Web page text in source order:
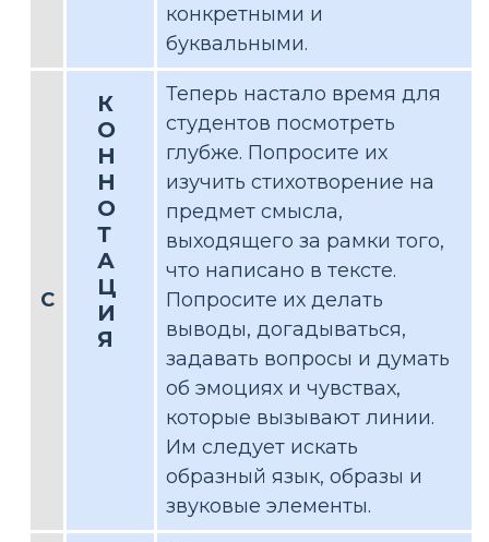
конкретными и
буквальными.
С
К
О
Н
Н
О
Т
А
Ц
И
Я
Теперь настало время для
студентов посмотреть
глубже. Попросите их
изучить стихотворение на
предмет смысла,
выходящего за рамки того,
что написано в тексте.
Попросите их делать
выводы, догадываться,
задавать вопросы и думать
об эмоциях и чувствах,
которые вызывают линии.
Им следует искать
образный язык, образы и
звуковые элементы.